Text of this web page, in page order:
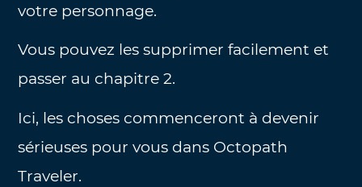
votre personnage.
Vous pouvez les supprimer facilement et
passer au chapitre 2.
Ici, les choses commenceront à devenir
sérieuses pour vous dans Octopath
Traveler.